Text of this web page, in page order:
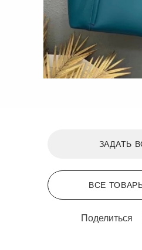
ЗАДАТЬ
ВСЕ
Поделиться